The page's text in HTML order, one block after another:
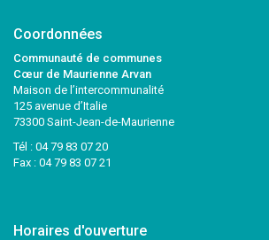
Coordonnées
Communauté de communes
Cœur de Maurienne Arvan
Maison de l’intercommunalité
125 avenue d’Italie
73300 Saint-Jean-de-Maurienne
Tél : 04 79 83 07 20
Fax : 04 79 83 07 21
Horaires d'ouverture